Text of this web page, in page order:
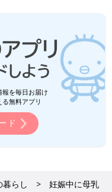
を毎日お届け
無料アプリ
ド
暮らし
妊娠中に母乳